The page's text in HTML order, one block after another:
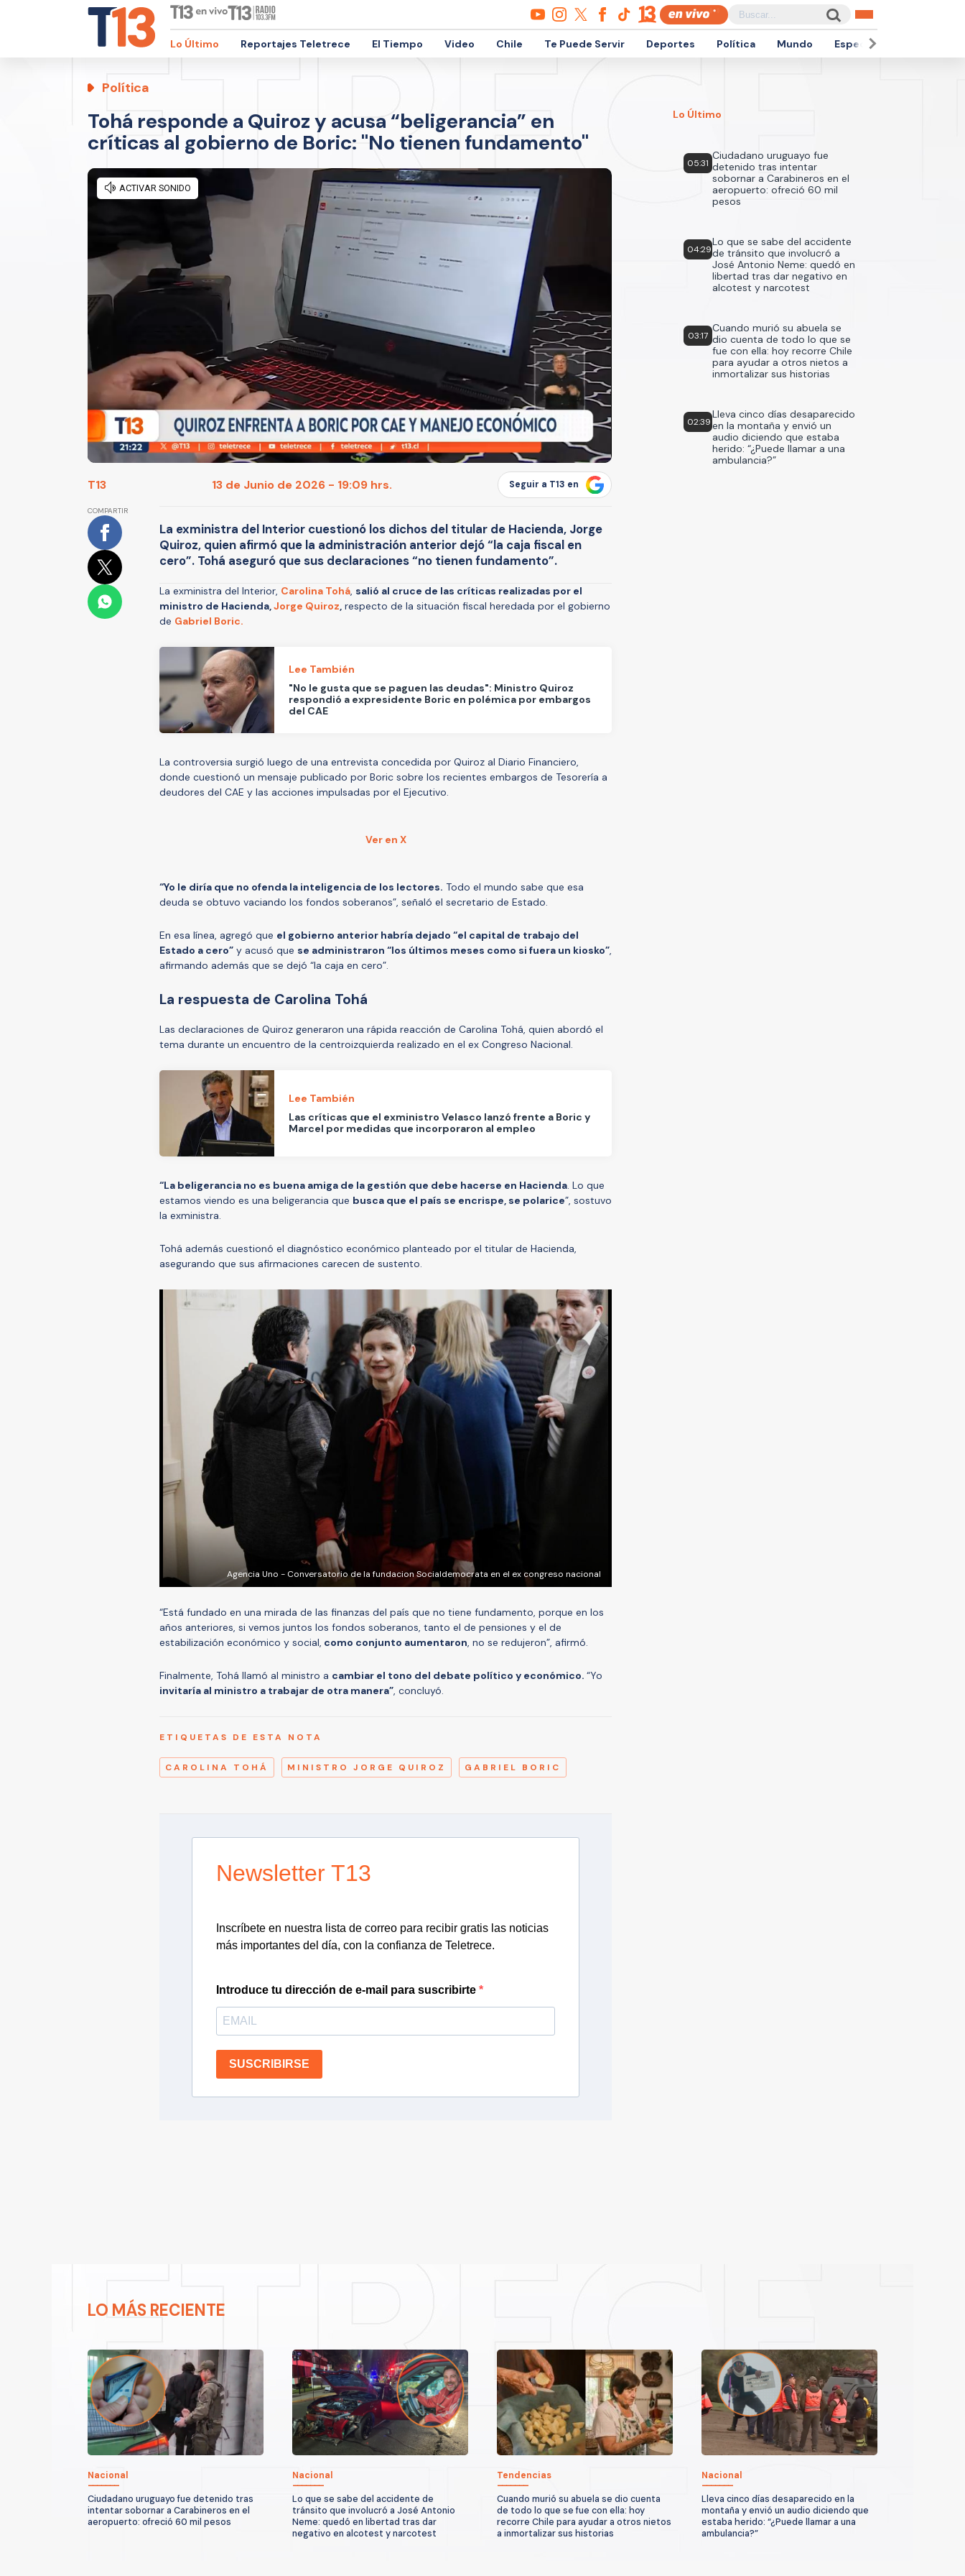
Lo Último Reportajes Teletrece El Tiempo Video Chile Te Puede Servir Deportes Política Mundo Espectáculos
Política
Tohá responde a Quiroz y acusa “beligerancia” en
críticas al gobierno de Boric: "No tienen fundamento"
T13 13 de Junio de 2026 - 19:09 hrs. Seguir a T13 en
COMPARTIR
La exministra del Interior cuestionó los dichos del titular de Hacienda, Jorge
Quiroz, quien afirmó que la administración anterior dejó “la caja fiscal en
cero”. Tohá aseguró que sus declaraciones “no tienen fundamento”.
La exministra del Interior, Carolina Tohá, salió al cruce de las críticas realizadas por el
ministro de Hacienda,Jorge Quiroz, respecto de la situación fiscal heredada por el gobierno
de Gabriel Boric.
Lee También
"No le gusta que se paguen las deudas": Ministro Quiroz
respondió a expresidente Boric en polémica por embargos
del CAE
La controversia surgió luego de una entrevista concedida por Quiroz al Diario Financiero,
donde cuestionó un mensaje publicado por Boric sobre los recientes embargos de Tesorería a
deudores del CAE y las acciones impulsadas por el Ejecutivo.
Ver en X
“Yo le diría que no ofenda la inteligencia de los lectores. Todo el mundo sabe que esa
deuda se obtuvo vaciando los fondos soberanos”, señaló el secretario de Estado.
En esa línea, agregó que el gobierno anterior habría dejado “el capital de trabajo del
Estado a cero” y acusó que se administraron “los últimos meses como si fuera un kiosko”,
afirmando además que se dejó “la caja en cero”.
La respuesta de Carolina Tohá
Las declaraciones de Quiroz generaron una rápida reacción de Carolina Tohá, quien abordó el
tema durante un encuentro de la centroizquierda realizado en el ex Congreso Nacional.
Lee También
Las críticas que el exministro Velasco lanzó frente a Boric y
Marcel por medidas que incorporaron al empleo
“La beligerancia no es buena amiga de la gestión que debe hacerse en Hacienda. Lo que
estamos viendo es una beligerancia que busca que el país se encrispe, se polarice”, sostuvo
la exministra.
Tohá además cuestionó el diagnóstico económico planteado por el titular de Hacienda,
asegurando que sus afirmaciones carecen de sustento.
Agencia Uno - Conversatorio de la fundacion Socialdemocrata en el ex congreso nacional
“Está fundado en una mirada de las finanzas del país que no tiene fundamento, porque en los
años anteriores, si vemos juntos los fondos soberanos, tanto el de pensiones y el de
estabilización económico y social, como conjunto aumentaron , no se redujeron”, afirmó.
Finalmente, Tohá llamó al ministro a cambiar el tono del debate político y económico. “Yo
invitaría al ministro a trabajar de otra manera” , concluyó.
ETIQUETAS DE ESTA NOTA
CAROLINA TOHÁ MINISTRO JORGE QUIROZ GABRIEL BORIC
Newsletter T13
Inscríbete en nuestra lista de correo para recibir gratis las noticias
más importantes del día, con la confianza de Teletrece.
Introduce tu dirección de e-mail para suscribirte
SUSCRIBIRSE
Lo Último
05:31
Ciudadano uruguayo fue
detenido tras intentar
sobornar a Carabineros en el
aeropuerto: ofreció 60 mil
pesos
04:29
Lo que se sabe del accidente
de tránsito que involucró a
José Antonio Neme: quedó en
libertad tras dar negativo en
alcotest y narcotest
03:17
Cuando murió su abuela se
dio cuenta de todo lo que se
fue con ella: hoy recorre Chile
para ayudar a otros nietos a
inmortalizar sus historias
02:39
Lleva cinco días desaparecido
en la montaña y envió un
audio diciendo que estaba
herido: “¿Puede llamar a una
ambulancia?”
LO MÁS RECIENTE
Nacional
Ciudadano uruguayo fue detenido tras
intentar sobornar a Carabineros en el
aeropuerto: ofreció 60 mil pesos
Nacional
Lo que se sabe del accidente de
tránsito que involucró a José Antonio
Neme: quedó en libertad tras dar
negativo en alcotest y narcotest
Tendencias
Cuando murió su abuela se dio cuenta
de todo lo que se fue con ella: hoy
recorre Chile para ayudar a otros nietos
a inmortalizar sus historias
Nacional
Lleva cinco días desaparecido en la
montaña y envió un audio diciendo que
estaba herido: “¿Puede llamar a una
ambulancia?”